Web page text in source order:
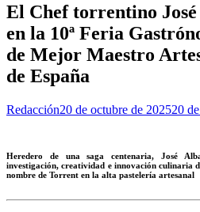
El Chef torrentino
en la 10ª Feria
de Mejor Maestro
de España
Redacción20 de octubre de 202520
Heredero de una saga centenaria, José
investigación, creatividad e innovación culinaria
nombre de Torrent en la alta pastelería artesanal